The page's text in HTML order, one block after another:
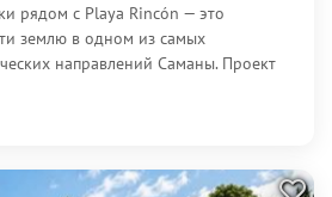
рядом с Playa Rincón — это
землю в одном из самых
направлений Саманы. Проект